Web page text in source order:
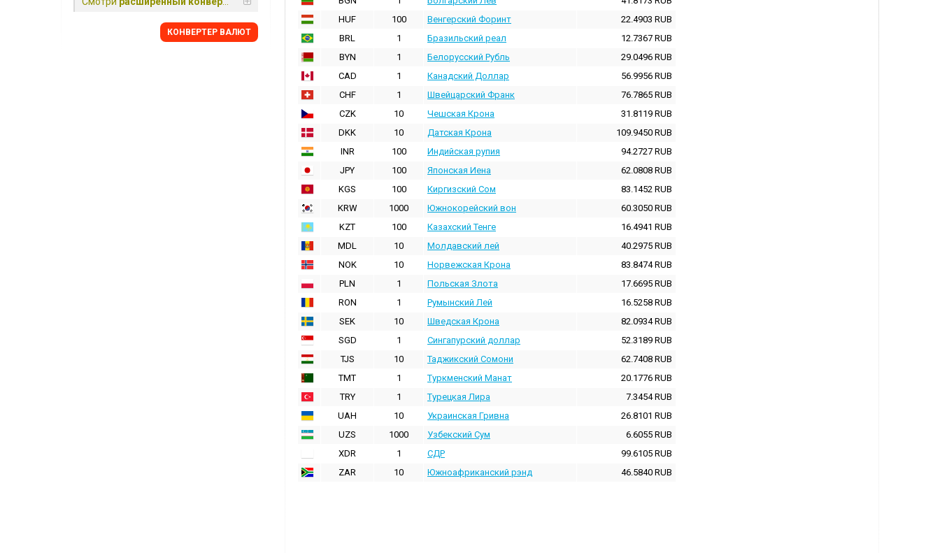
HUF
100 Венгерский Форинт 22.4903 RUB
BRL
1 Бразильский реал 12.7367 RUB
BYN
1 Белорусский Рубль 29.0496 RUB
CAD
1 Канадский Доллар 56.9956 RUB
CHF
1 Швейцарский Франк 76.7865 RUB
CZK
10 Чешская Крона 31.8119 RUB
DKK
10 Датская Крона 109.9450 RUB
INR
100 Индийская pупия 94.2727 RUB
JPY
100 Японская Иена 62.0808 RUB
KGS
100 Киргизский Сом 83.1452 RUB
KRW
1000 Южнокорейский вон 60.3050 RUB
KZT
100 Казахский Тенге 16.4941 RUB
MDL
10 Молдавский лей 40.2975 RUB
NOK
10 Норвежская Крона 83.8474RUB
PLN
1 Польская Злота 17.6695 RUB
RON
1 Румынский Лей 16.5258 RUB
SEK
10 Шведская Крона 82.0934RUB
SGD
1 Сингапурский доллар 52.3189 RUB
TJS
10 Таджикский Сомони 62.7408 RUB
TMT
1 Туркменский Манат 20.1776 RUB
TRY
1 Турецкая Лира 7.3454RUB
UAH
10 Украинская Гривна 26.8101 RUB
UZS
1000 Узбекский Сум 6.6055 RUB
XDR
1 СДР 99.6105 RUB
ZAR
10 Южноафриканский рэнд 46.5840 RUB
КОНВЕРТЕР ВАЛЮТ